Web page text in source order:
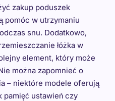
zakup poduszek
pomóc w utrzymaniu
snu. Dodatkowo,
łóżka w
element, który może
można zapomnieć o
– niektóre modele oferują
ustawień czy